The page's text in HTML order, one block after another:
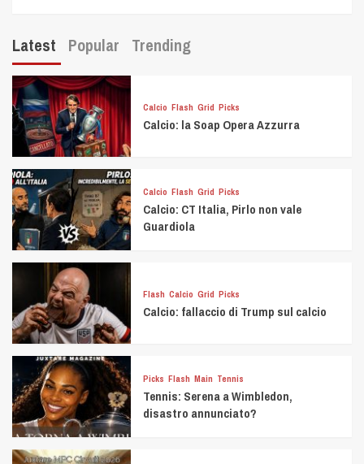
Latest Popular Trending
Calcio Flash Grid Picks
Calcio: la Soap Opera Azzurra
Calcio Flash Grid Picks
Calcio: CT Italia, Pirlo non vale
Guardiola
Flash Calcio Grid Picks
Calcio: fallaccio di Trump sul calcio
Picks Flash Main Tennis
Tennis: Serena a Wimbledon,
disastro annunciato?